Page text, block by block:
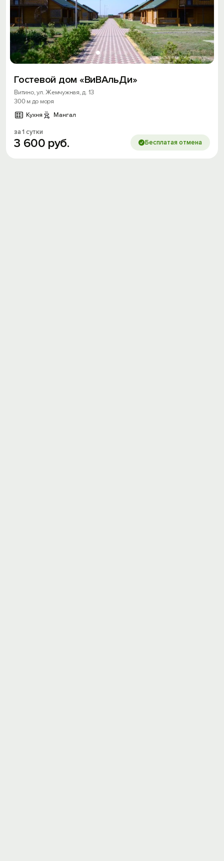
Гостевой дом «ВиВАльДи»
Витино, ул. Жемчужная, д. 13
300 м до моря
Кухня
Мангал
за 1 сутки
3 600 руб. Бесплатая отмена